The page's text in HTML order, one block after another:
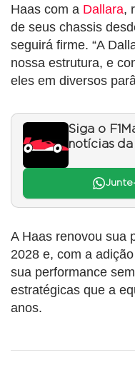
Haas com a Dallara,
de seus chassis
seguirá firme. “A
nossa estrutura, e
eles em diversos
Siga o
notícias da
A Haas renovou sua
2028 e, com a
sua performance
estratégicas que a
anos.